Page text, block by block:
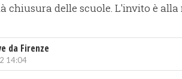
chiusura delle scuole. L'invito è
da Firenze
14:04